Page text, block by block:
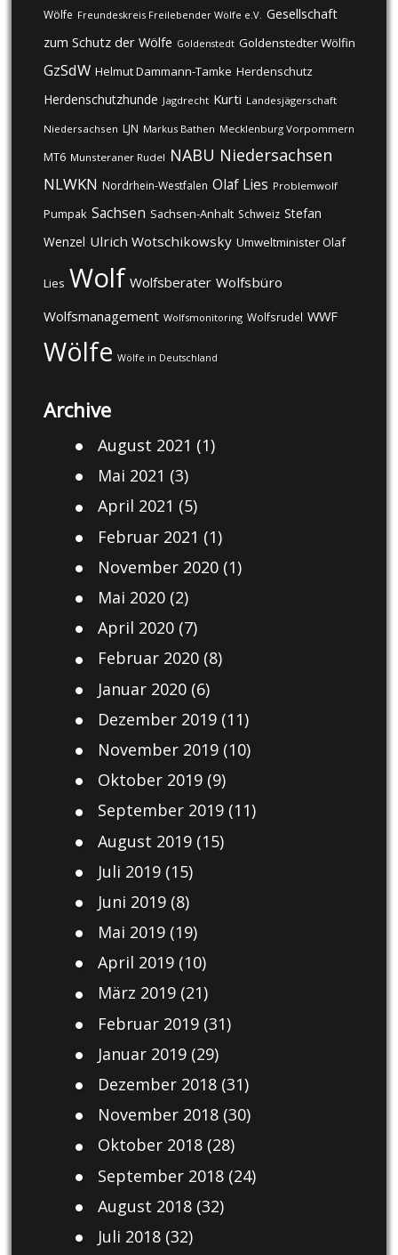
Wölfe Freundeskreis Freilebender Wölfe e.V. Gesellschaft
zum Schutz der Wölfe Goldenstedt Goldenstedter Wölfin
GzSdW Helmut Dammann-Tamke Herdenschutz
Herdenschutzhunde Jagdrecht Kurti Landesjägerschaft
Niedersachsen LJN Markus Bathen Mecklenburg Vorpommern
MT6 Munsteraner Rudel NABU Niedersachsen
NLWKN Nordrhein-Westfalen Olaf Lies Problemwolf
Pumpak Sachsen Sachsen-Anhalt Schweiz Stefan
Wenzel Ulrich Wotschikowsky Umweltminister Olaf
Lies Wolf Wolfsberater Wolfsbüro
Wolfsmanagement Wolfsmonitoring Wolfsrudel WWF
Wölfe Wölfe in Deutschland
Archive
August 2021 (1)
Mai 2021 (3)
April 2021 (5)
Februar 2021 (1)
November 2020(1)
Mai 2020(2)
April 2020(7)
Februar 2020(8)
Januar 2020(6)
Dezember 2019(11)
November 2019(10)
Oktober 2019(9)
September 2019(11)
August 2019(15)
Juli 2019(15)
Juni 2019(8)
Mai 2019(19)
April 2019(10)
März 2019(21)
Februar 2019(31)
Januar 2019(29)
Dezember 2018(31)
November 2018(30)
Oktober 2018(28)
September 2018(24)
August 2018(32)
Juli 2018(32)